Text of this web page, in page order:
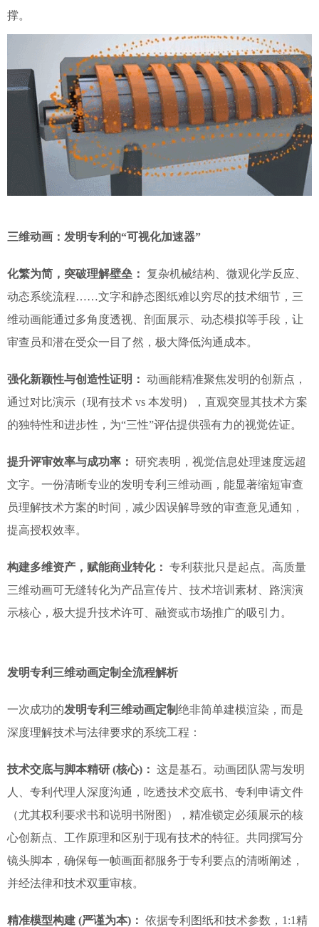
撑。
三维动画：发明专利的“可视化加速器”
化繁为简，突破理解壁垒： 复杂机械结构、微观化学反应、
动态系统流程……文字和静态图纸难以穷尽的技术细节，三
维动画能通过多角度透视、剖面展示、动态模拟等手段，让
审查员和潜在受众一目了然，极大降低沟通成本。
强化新颖性与创造性证明： 动画能精准聚焦发明的创新点，
通过对比演示（现有技术 vs 本发明），直观突显其技术方案
的独特性和进步性，为“三性”评估提供强有力的视觉佐证。
提升评审效率与成功率： 研究表明，视觉信息处理速度远超
文字。一份清晰专业的发明专利三维动画，能显著缩短审查
员理解技术方案的时间，减少因误解导致的审查意见通知，
提高授权效率。
构建多维资产，赋能商业转化： 专利获批只是起点。高质量
三维动画可无缝转化为产品宣传片、技术培训素材、路演演
示核心，极大提升技术许可、融资或市场推广的吸引力。
发明专利三维动画定制全流程解析
一次成功的发明专利三维动画定制绝非简单建模渲染，而是
深度理解技术与法律要求的系统工程：
技术交底与脚本精研 (核心)： 这是基石。动画团队需与发明
人、专利代理人深度沟通，吃透技术交底书、专利申请文件
（尤其权利要求书和说明书附图），精准锁定必须展示的核
心创新点、工作原理和区别于现有技术的特征。共同撰写分
镜头脚本，确保每一帧画面都服务于专利要点的清晰阐述，
并经法律和技术双重审核。
精准模型构建 (严谨为本)： 依据专利图纸和技术参数，1:1精